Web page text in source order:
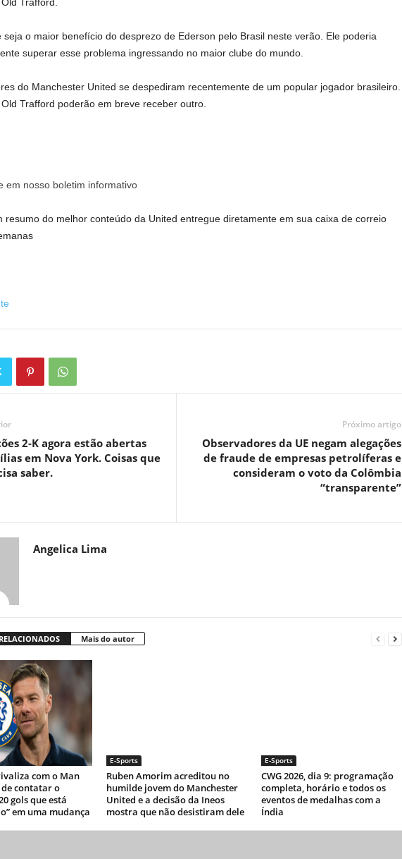
seja o maior benefício do desprezo de Ederson pelo Brasil neste verão. Ele poderia
superar esse problema ingressando no maior clube do mundo.
do Manchester United se despediram recentemente de um popular jogador brasileiro.
Trafford poderão em breve receber outro.
em nosso boletim informativo
resumo do melhor conteúdo da United entregue diretamente em sua caixa de correio
2-K agora estão abertas
em Nova York. Coisas que
saber.
Próximo artigo
Observadores da UE negam alegações
de fraude de empresas petrolíferas e
consideram o voto da Colômbia
“transparente”
Angelica Lima
Mais do autor
com o Man
contatar o
gols que está
em uma mudança
E-Sports
Ruben Amorim acreditou no
humilde jovem do Manchester
United e a decisão da Ineos
mostra que não desistiram dele
E-Sports
CWG 2026, dia 9: programação
completa, horário e todos os
eventos de medalhas com a
Índia